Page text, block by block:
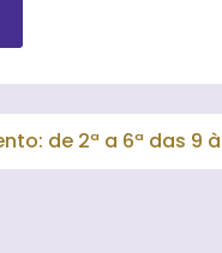
de 2ª a 6ª das 9